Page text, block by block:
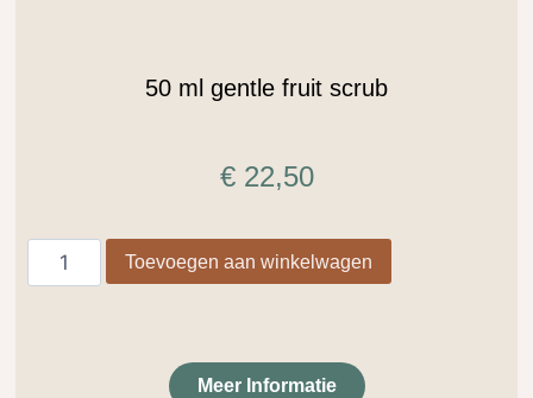
50 ml gentle fruit scrub
€22,50
Toevoegen aan winkelwagen
Meer Informatie